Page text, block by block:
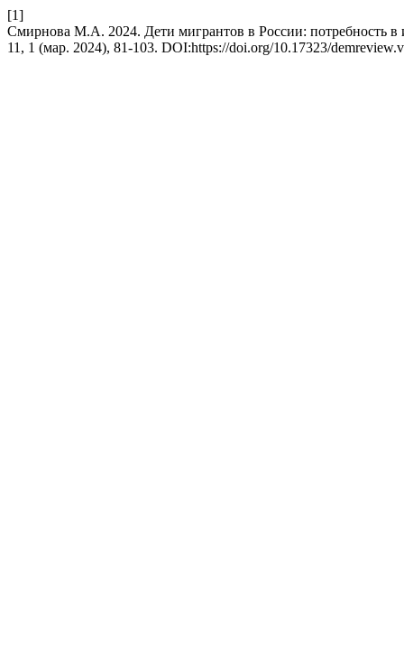
[1]
Смирнова М.А. 2024. Дети мигрантов в России: потребность в
11, 1 (мар. 2024), 81-103. DOI:https://doi.org/10.17323/